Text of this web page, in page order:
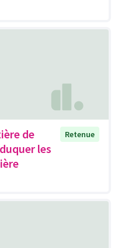
de
les
Retenue